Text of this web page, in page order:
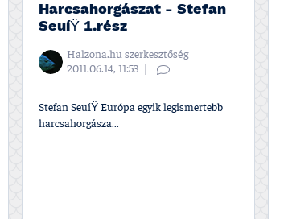
Harcsahorgászat - Stefan
SeuíŸ 1.rész
Halzona.hu szerkesztőség
2011.06.14, 11:53
Stefan SeuíŸ Európa egyik legismertebb
harcsahorgásza...